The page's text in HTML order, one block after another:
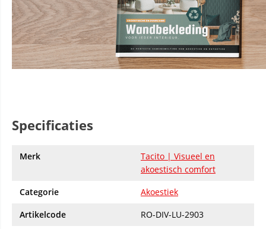
Specificaties
Merk
Tacito | Visueel en
akoestisch comfort
Categorie
Akoestiek
Artikelcode
RO-DIV-LU-2903